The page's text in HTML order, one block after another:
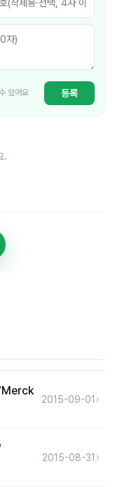
있어요 등록
.
Merck
2015-09-01 ›
2015-08-31 ›